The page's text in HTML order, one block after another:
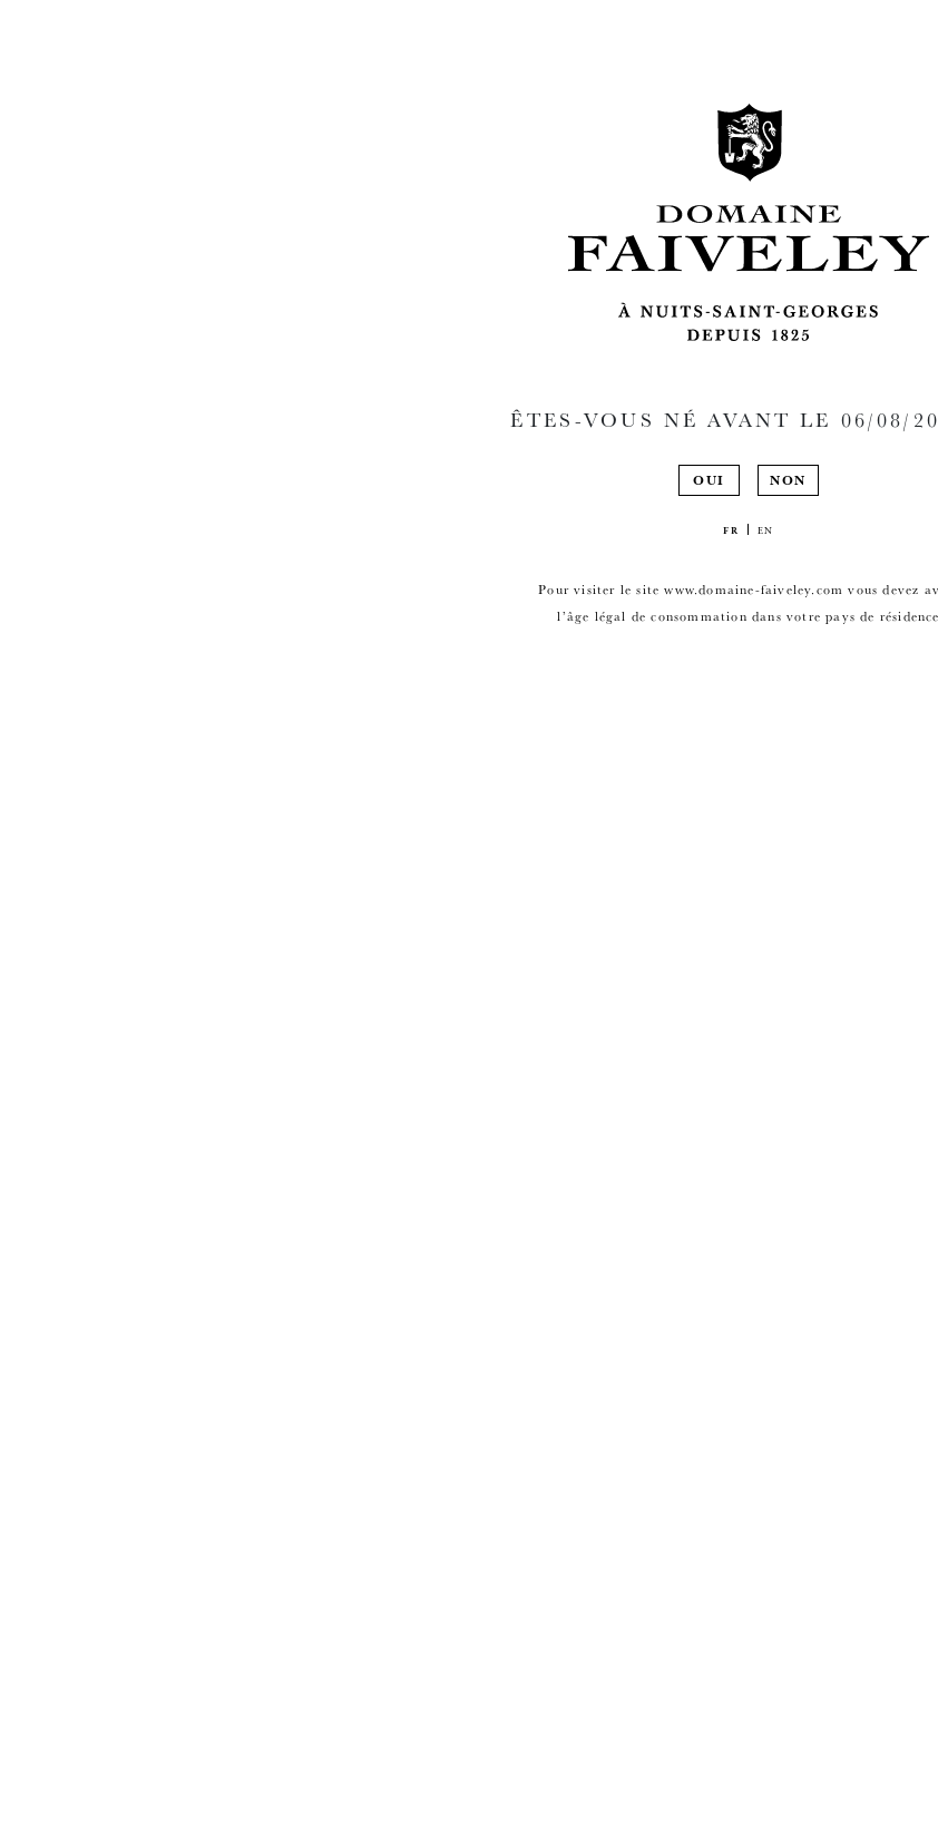
ÊTES-VOUS NÉ AVANT LE 06/08/
OUI NON
FR EN
Pour visiter le site www.domaine-faiveley.com vous devez
l’âge légal de consommation dans votre pays de résidence